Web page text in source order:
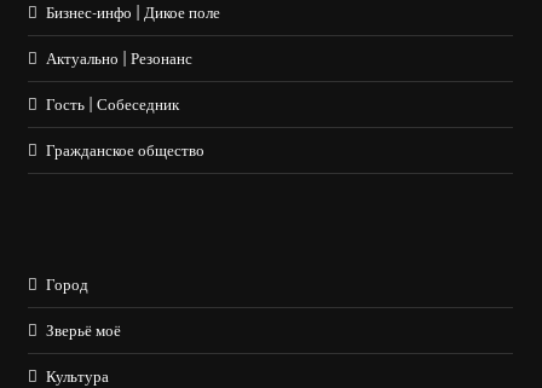
Бизнес-инфо | Дикое поле
Актуально | Резонанс
Гость | Собеседник
Гражданское общество
Город
Зверьё моё
Культура